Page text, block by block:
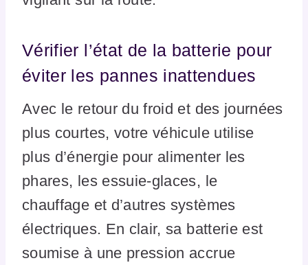
Vérifier l’état de la batterie pour
éviter les pannes inattendues
Avec le retour du froid et des journées
plus courtes, votre véhicule utilise
plus d’énergie pour alimenter les
phares, les essuie-glaces, le
chauffage et d’autres systèmes
électriques. En clair, sa batterie est
soumise à une pression accrue